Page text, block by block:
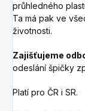
průhledného
Ta má pak ve
životnosti.
Zajišťujeme
odeslání špičky
Platí pro ČR i SR.